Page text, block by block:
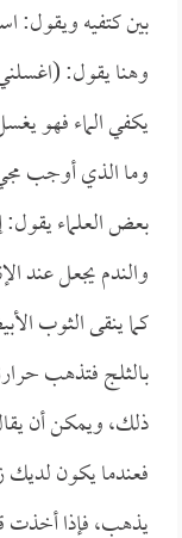
بين كتفيه ويقول:
وهنا يقول:
يكفي الماء فهو
وما الذي أوجب
بعض العلماء يقول:
والندم يجعل عند
كما ينقى الثوب
بالثلج فتذهب
ذلك، ويمكن أن
فعندما يكون لديك
يذهب، فإذا أخذت